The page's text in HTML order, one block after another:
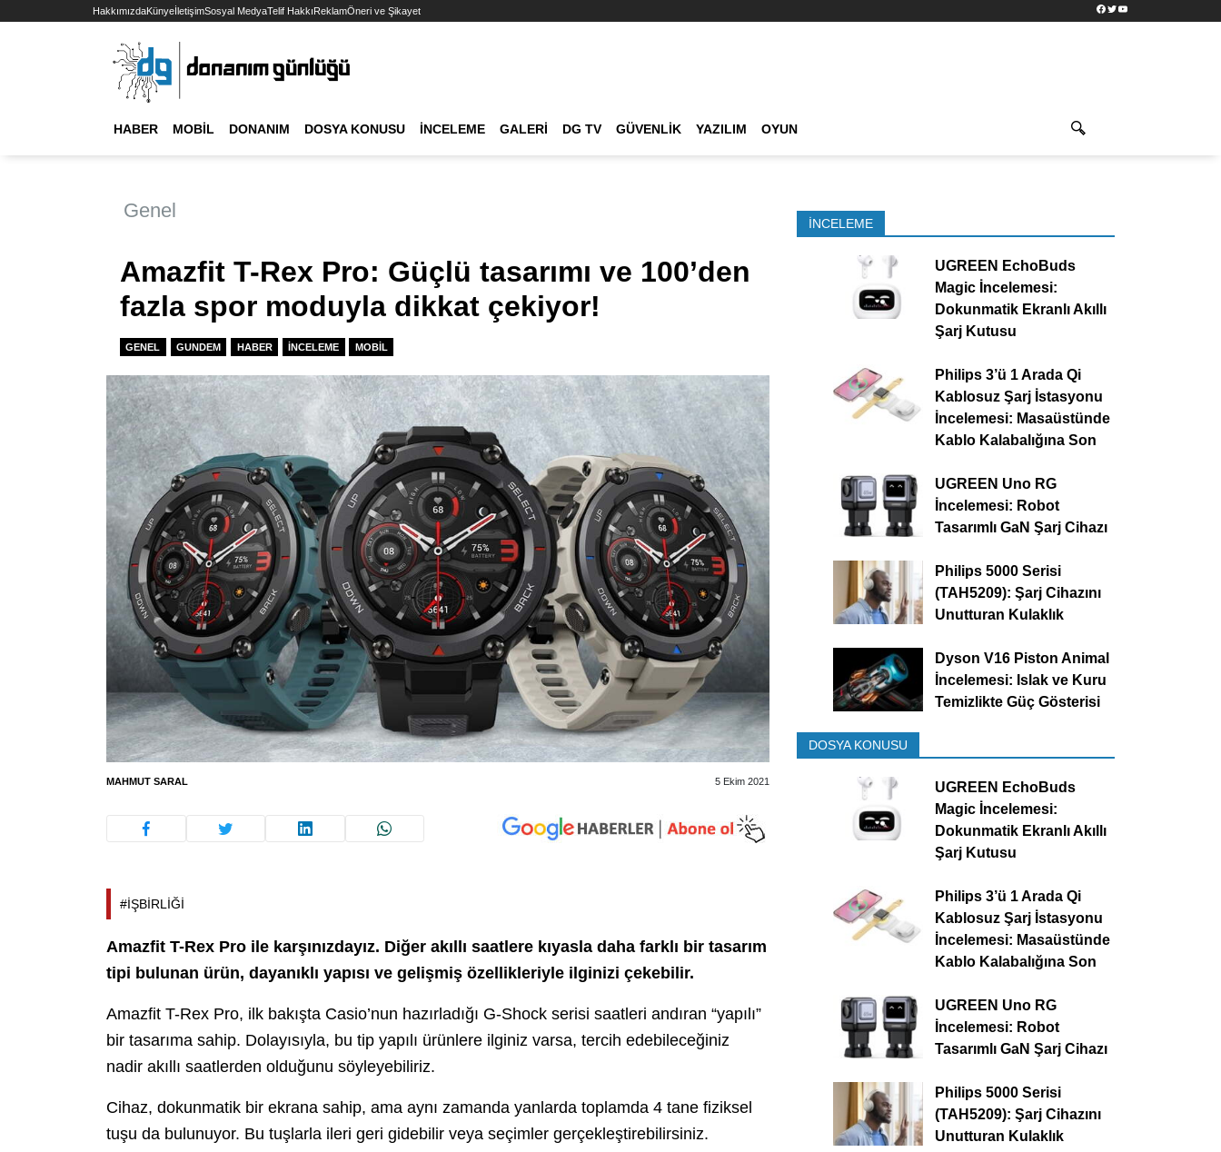
HakkımızdaKünyeİletişimSosyal MedyaTelif HakkıReklamÖneri ve Şikayet Facebook
TwitterYouTube
HABER MOBIL DONANIM DOSYA KONUSU İNCELEME GALERI DG TV GÜVENLIK YAZILIM OYUN
Genel
Amazfit T-Rex Pro: Güçlü tasarımı ve 100’den
fazla spor moduyla dikkat çekiyor!
GENEL GUNDEM HABER İNCELEME MOBIL
MAHMUT SARAL 5 Ekim 2021
#İŞBİRLİĞİ
Amazfit T-Rex Pro ile karşınızdayız. Diğer akıllı saatlere kıyasla daha farklı bir tasarım
tipi bulunan ürün, dayanıklı yapısı ve gelişmiş özellikleriyle ilginizi çekebilir.
Amazfit T-Rex Pro, ilk bakışta Casio’nun hazırladığı G-Shock serisi saatleri andıran “yapılı”
bir tasarıma sahip. Dolayısıyla, bu tip yapılı ürünlere ilginiz varsa, tercih edebileceğiniz
nadir akıllı saatlerden olduğunu söyleyebiliriz.
Cihaz, dokunmatik bir ekrana sahip, ama aynı zamanda yanlarda toplamda 4 tane fiziksel
tuşu da bulunuyor. Bu tuşlarla ileri geri gidebilir veya seçimler gerçekleştirebilirsiniz.
İNCELEME
UGREEN EchoBuds
Magic İncelemesi:
Dokunmatik Ekranlı Akıllı
Şarj Kutusu
Philips 3’ü 1 Arada Qi
Kablosuz Şarj İstasyonu
İncelemesi: Masaüstünde
Kablo Kalabalığına Son
UGREEN Uno RG
İncelemesi: Robot
Tasarımlı GaN Şarj Cihazı
Philips 5000 Serisi
(TAH5209): Şarj Cihazını
Unutturan Kulaklık
Dyson V16 Piston Animal
İncelemesi: Islak ve Kuru
Temizlikte Güç Gösterisi
DOSYA KONUSU
UGREEN EchoBuds
Magic İncelemesi:
Dokunmatik Ekranlı Akıllı
Şarj Kutusu
Philips 3’ü 1 Arada Qi
Kablosuz Şarj İstasyonu
İncelemesi: Masaüstünde
Kablo Kalabalığına Son
UGREEN Uno RG
İncelemesi: Robot
Tasarımlı GaN Şarj Cihazı
Philips 5000 Serisi
(TAH5209): Şarj Cihazını
Unutturan Kulaklık